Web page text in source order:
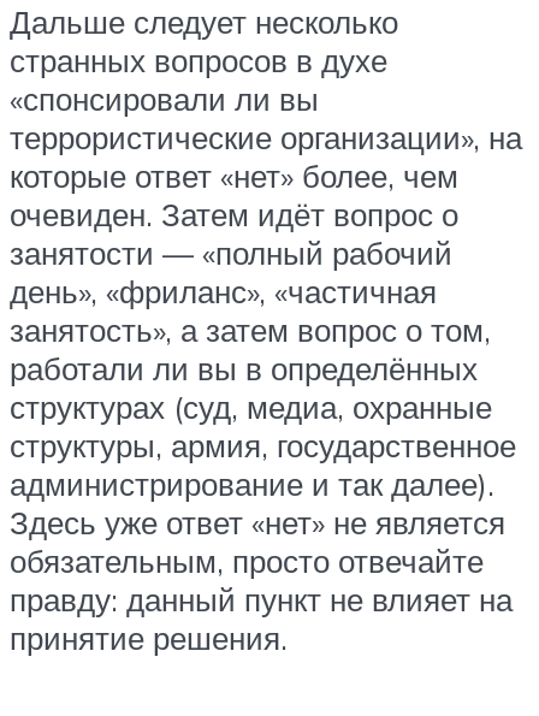
Дальше следует несколько
странных вопросов в духе
«спонсировали ли вы
террористические организации», на
которые ответ «нет» более, чем
очевиден. Затем идёт вопрос о
занятости — «полный рабочий
день», «фриланс», «частичная
занятость», а затем вопрос о том,
работали ли вы в определённых
структурах (суд, медиа, охранные
структуры, армия, государственное
администрирование и так далее).
Здесь уже ответ «нет» не является
обязательным, просто отвечайте
правду: данный пункт не влияет на
принятие решения.